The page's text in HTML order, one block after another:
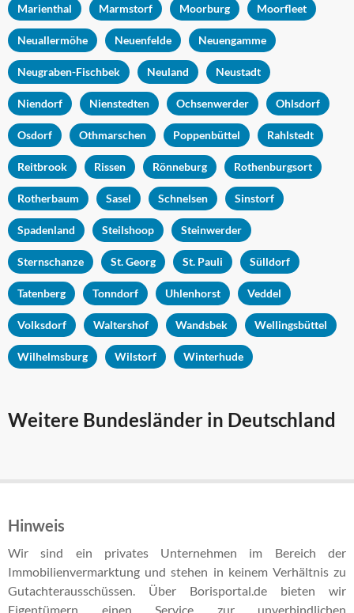
Marienthal Marmstorf Moorburg Moorfleet
Neuallermöhe Neuenfelde Neuengamme
Neugraben-Fischbek Neuland Neustadt
Niendorf Nienstedten Ochsenwerder Ohlsdorf
Osdorf Othmarschen Poppenbüttel Rahlstedt
Reitbrook Rissen Rönneburg Rothenburgsort
Rotherbaum Sasel Schnelsen Sinstorf
Spadenland Steilshoop Steinwerder
Sternschanze St. Georg St. Pauli Sülldorf
Tatenberg Tonndorf Uhlenhorst Veddel
Volksdorf Waltershof Wandsbek Wellingsbüttel
Wilhelmsburg Wilstorf Winterhude
Weitere Bundesländer in Deutschland
Hinweis
Wir sind ein privates Unternehmen im Bereich der
Immobilienvermarktung und stehen in keinem Verhältnis zu
Gutachterausschüssen. Über Borisportal.de bieten wir
Eigentümern einen Service zur unverbindlichen